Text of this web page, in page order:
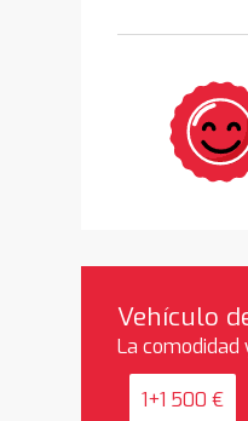
Vehículo
La
1+1 500 €